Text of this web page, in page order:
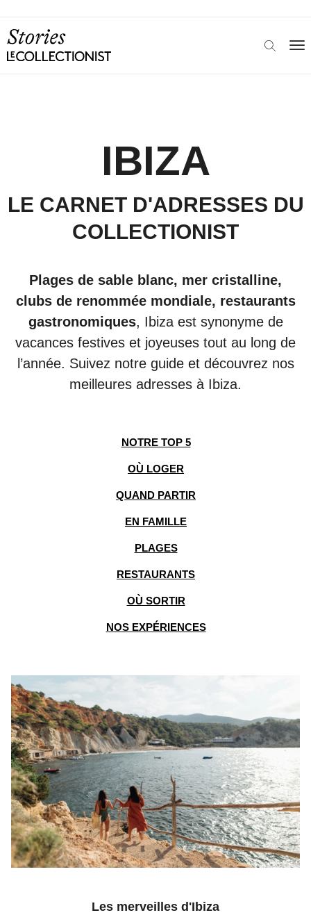
IBIZA
LE CARNET D'ADRESSES DU
COLLECTIONIST
Plages de sable blanc, mer cristalline,
clubs de renommée mondiale, restaurants
gastronomiques, Ibiza est synonyme de
vacances festives et joyeuses tout au long de
l’année. Suivez notre guide et découvrez nos
meilleures adresses à Ibiza.
NOTRE TOP 5
OÙ LOGER
QUAND PARTIR
EN FAMILLE
PLAGES
RESTAURANTS
OÙ SORTIR
NOS EXPÉRIENCES
Les merveilles d'Ibiza